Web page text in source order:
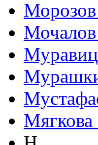
Мягкова